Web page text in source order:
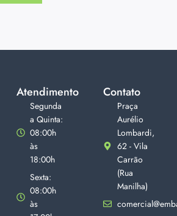
Atendimento
Segunda
a Quinta:
08:00h
às
18:00h
Sexta:
08:00h
às
Contato
Praça
Aurélio
Lombardi,
62 - Vila
Carrão
(Rua
Manilha)